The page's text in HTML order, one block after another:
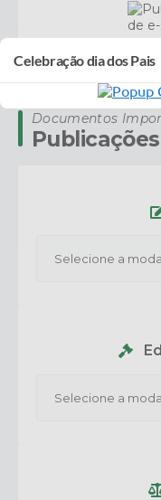
Documentos
Celebração dia dos Pais